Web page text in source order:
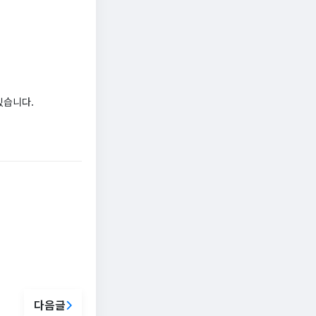
니다.
다음글